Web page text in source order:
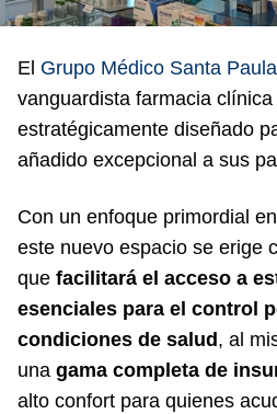
El Grupo Médico Santa
vanguardista farmacia
estratégicamente diseñado
añadido excepcional a sus
Con un enfoque primordial
este nuevo espacio se erige
que facilitará el acceso a
esenciales para el control
condiciones de salud, al
una gama completa de
alto confort para quienes